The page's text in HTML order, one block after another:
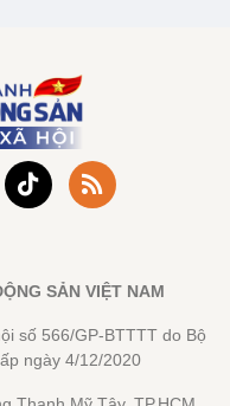
SẢN VIỆT NAM
số 566/GP-BTTTT do Bộ
ngày 4/12/2020